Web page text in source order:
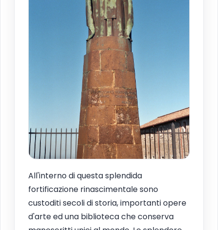
All'interno di questa splendida
fortificazione rinascimentale sono
custoditi secoli di storia, importanti opere
d'arte ed una biblioteca che conserva